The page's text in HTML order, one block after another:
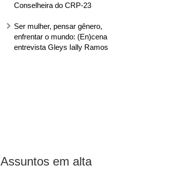
Conselheira do CRP-23
Ser mulher, pensar gênero,
enfrentar o mundo: (En)cena
entrevista Gleys Ially Ramos
Assuntos em alta